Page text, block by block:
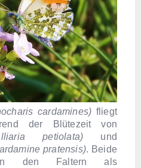
cardamines) fliegt
der Blütezeit von
petiolata) und
pratensis). Beide
den Faltern als